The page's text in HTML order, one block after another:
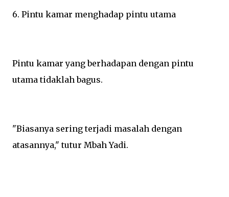
6. Pintu kamar menghadap pintu utama
Pintu kamar yang berhadapan dengan pintu
utama tidaklah bagus.
"Biasanya sering terjadi masalah dengan
atasannya," tutur Mbah Yadi.